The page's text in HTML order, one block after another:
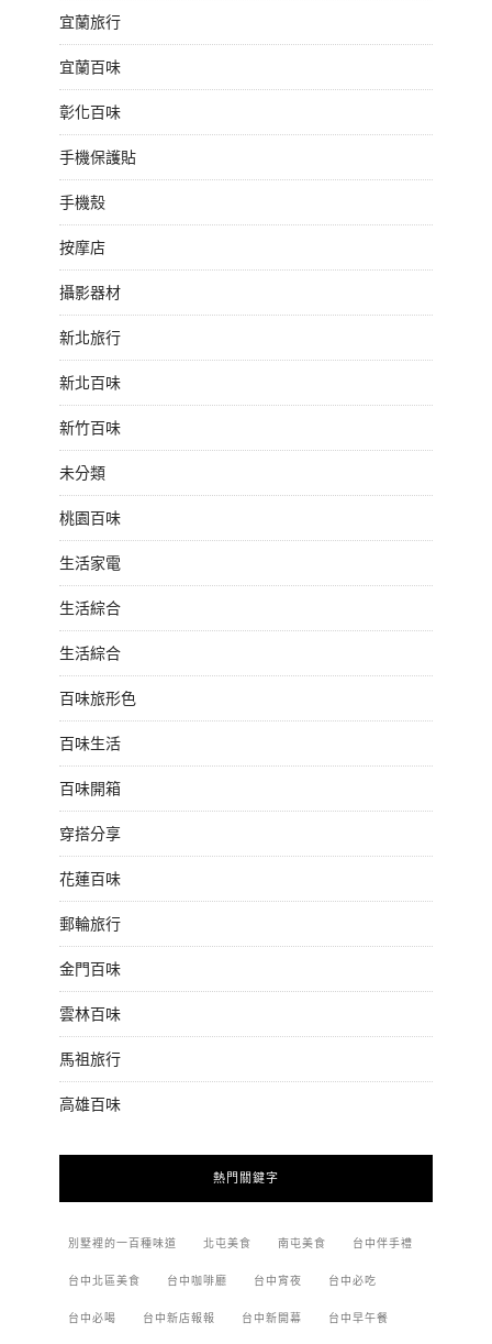
宜蘭旅行
宜蘭百味
彰化百味
手機保護貼
手機殼
按摩店
攝影器材
新北旅行
新北百味
新竹百味
未分類
桃園百味
生活家電
生活綜合
生活綜合
百味旅形色
百味生活
百味開箱
穿搭分享
花蓮百味
郵輪旅行
金門百味
雲林百味
馬祖旅行
高雄百味
熱門關鍵字
別墅裡的一百種味道 北屯美食 南屯美食 台中伴手禮
台中北區美食 台中咖啡廳 台中宵夜 台中必吃
台中必喝 台中新店報報 台中新開幕 台中早午餐